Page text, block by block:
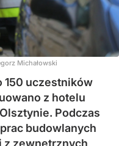
Michałowski
150 uczestników
z hotelu
Podczas
budowlanych